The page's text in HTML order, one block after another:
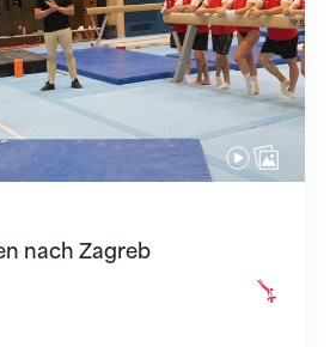
nach Zagreb